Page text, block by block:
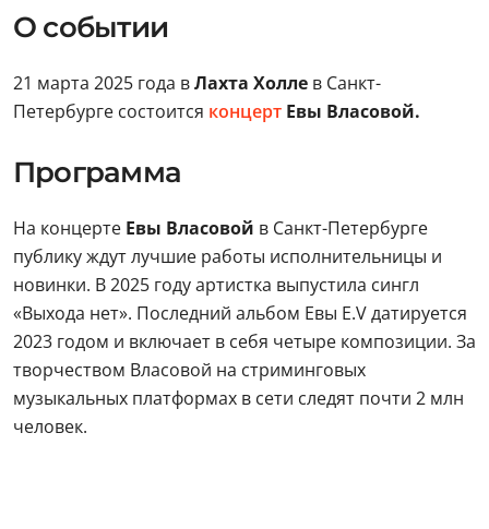
О событии
21 марта 2025 года вЛахта Холле в Санкт-
Петербурге состоится концерт Евы Власовой.
Программа
На концерте Евы Власовой в Санкт-Петербурге
публику ждут лучшие работы исполнительницы и
новинки. В 2025 году артистка выпустила сингл
«Выхода нет». Последний альбом Евы E.V датируется
2023 годом и включает в себя четыре композиции. За
творчеством Власовой на стриминговых
музыкальных платформах в сети следят почти 2 млн
человек.